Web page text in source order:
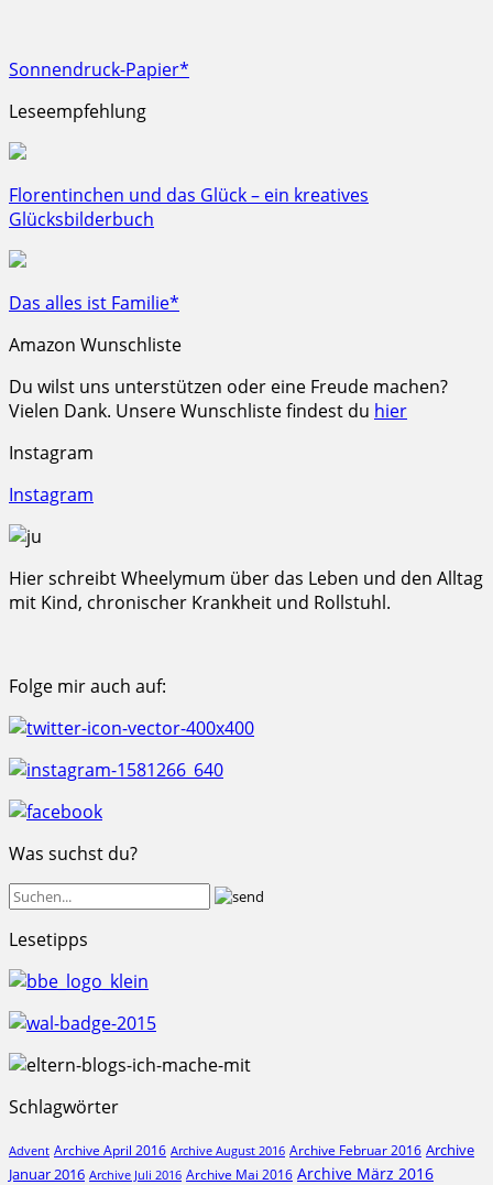
Sonnendruck-Papier*
Leseempfehlung
Florentinchen und das Glück – ein kreatives
Glücksbilderbuch
Das alles ist Familie*
Amazon Wunschliste
Du wilst uns unterstützen oder eine Freude machen?
Vielen Dank. Unsere Wunschliste findest du hier
Instagram
Instagram
Hier schreibt Wheelymum über das Leben und den Alltag
mit Kind, chronischer Krankheit und Rollstuhl.
Folge mir auch auf:
Was suchst du?
Lesetipps
Schlagwörter
Advent Archive April 2016 Archive August 2016 Archive Februar 2016 Archive
Januar 2016 Archive Juli 2016 Archive Mai 2016 Archive März 2016